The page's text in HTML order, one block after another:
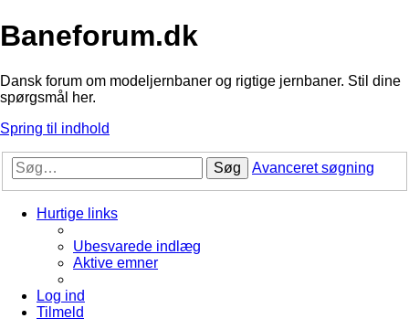
Baneforum.dk
Dansk forum om modeljernbaner og rigtige jernbaner. Stil dine
spørgsmål her.
Spring til indhold
Søg Avanceret søgning
Hurtige links
Ubesvarede indlæg
Aktive emner
Log ind
Tilmeld